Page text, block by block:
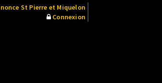
St Pierre et Miquelon
Connexion